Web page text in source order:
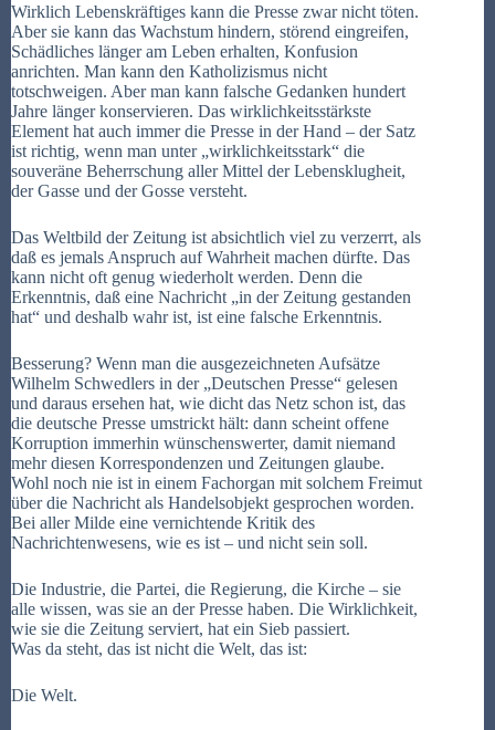
Wirklich Lebenskräftiges kann die Presse zwar nicht töten.
Aber sie kann das Wachstum hindern, störend eingreifen,
Schädliches länger am Leben erhalten, Konfusion
anrichten. Man kann den Katholizismus nicht
totschweigen. Aber man kann falsche Gedanken hundert
Jahre länger konservieren. Das wirklichkeitsstärkste
Element hat auch immer die Presse in der Hand – der Satz
ist richtig, wenn man unter „wirklichkeitsstark“ die
souveräne Beherrschung aller Mittel der Lebensklugheit,
der Gasse und der Gosse versteht.
Das Weltbild der Zeitung ist absichtlich viel zu verzerrt, als
daß es jemals Anspruch auf Wahrheit machen dürfte. Das
kann nicht oft genug wiederholt werden. Denn die
Erkenntnis, daß eine Nachricht „in der Zeitung gestanden
hat“ und deshalb wahr ist, ist eine falsche Erkenntnis.
Besserung? Wenn man die ausgezeichneten Aufsätze
Wilhelm Schwedlers in der „Deutschen Presse“ gelesen
und daraus ersehen hat, wie dicht das Netz schon ist, das
die deutsche Presse umstrickt hält: dann scheint offene
Korruption immerhin wünschenswerter, damit niemand
mehr diesen Korrespondenzen und Zeitungen glaube.
Wohl noch nie ist in einem Fachorgan mit solchem Freimut
über die Nachricht als Handelsobjekt gesprochen worden.
Bei aller Milde eine vernichtende Kritik des
Nachrichtenwesens, wie es ist – und nicht sein soll.
Die Industrie, die Partei, die Regierung, die Kirche – sie
alle wissen, was sie an der Presse haben. Die Wirklichkeit,
wie sie die Zeitung serviert, hat ein Sieb passiert.
Was da steht, das ist nicht die Welt, das ist:
Die Welt.